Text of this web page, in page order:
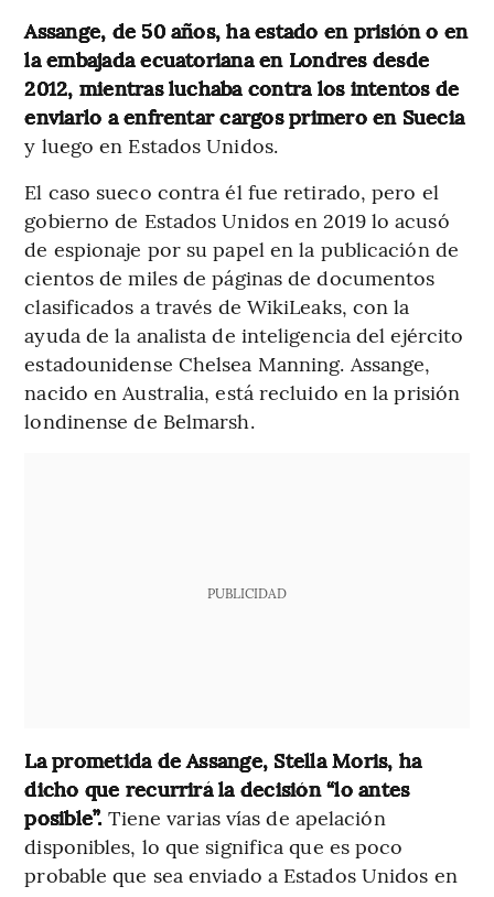
Assange, de 50 años, ha estado en prisión o en
la embajada ecuatoriana en Londres desde
2012, mientras luchaba contra los intentos de
enviarlo a enfrentar cargos primero en Suecia
y luego en Estados Unidos.
El caso sueco contra él fue retirado, pero el
gobierno de Estados Unidos en 2019 lo acusó
de espionaje por su papel en la publicación de
cientos de miles de páginas de documentos
clasificados a través de WikiLeaks, con la
ayuda de la analista de inteligencia del ejército
estadounidense Chelsea Manning. Assange,
nacido en Australia, está recluido en la prisión
londinense de Belmarsh.
PUBLICIDAD
La prometida de Assange, Stella Moris, ha
dicho que recurrirá la decisión “lo antes
posible”. Tiene varias vías de apelación
disponibles, lo que significa que es poco
probable que sea enviado a Estados Unidos en